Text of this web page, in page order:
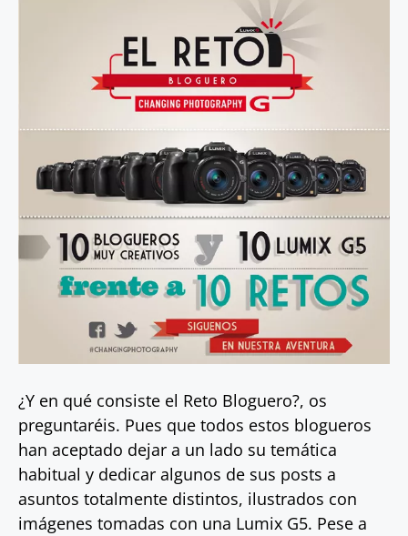
¿Y en qué consiste el Reto Bloguero?, os
preguntaréis. Pues que todos estos blogueros
han aceptado dejar a un lado su temática
habitual y dedicar algunos de sus posts a
asuntos totalmente distintos, ilustrados con
imágenes tomadas con una Lumix G5. Pese a